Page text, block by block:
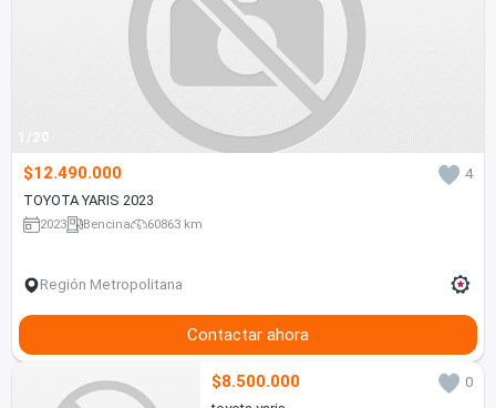
1/20
$12.490.000
4
TOYOTA YARIS 2023
2023 Bencina 60863 km
Región Metropolitana
Contactar ahora
$8.500.000
0